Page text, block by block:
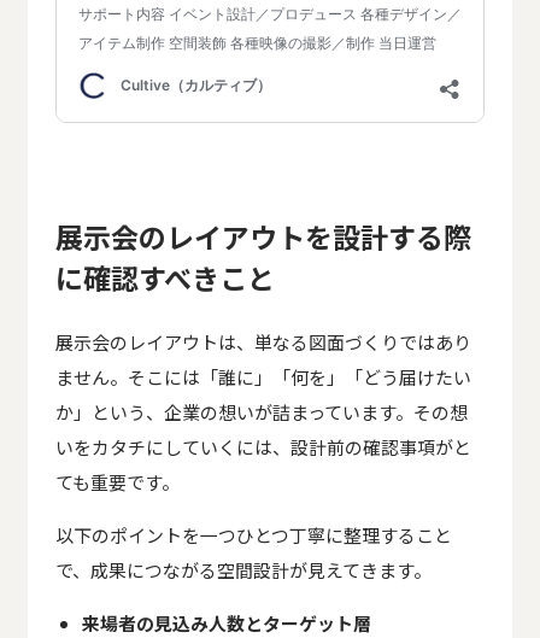
展示会のレイアウトを設計する際
に確認すべきこと
展示会のレイアウトは、単なる図面づくりではあり
ません。そこには「誰に」「何を」「どう届けたい
か」という、企業の想いが詰まっています。その想
いをカタチにしていくには、設計前の確認事項がと
ても重要です。
以下のポイントを一つひとつ丁寧に整理すること
で、成果につながる空間設計が見えてきます。
来場者の見込み人数とターゲット層